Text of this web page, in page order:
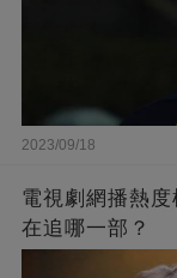
2023/09/18
電視劇網播熱
在追哪一部？